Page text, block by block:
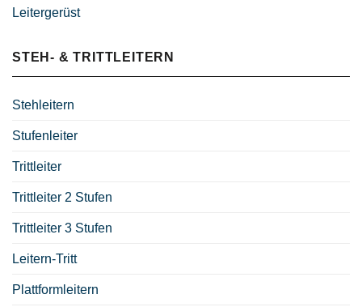
Leitergerüst
STEH- & TRITTLEITERN
Stehleitern
Stufenleiter
Trittleiter
Trittleiter 2 Stufen
Trittleiter 3 Stufen
Leitern-Tritt
Plattformleitern